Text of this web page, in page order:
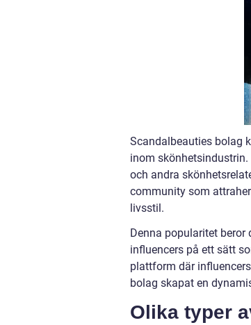
Scandalbeauties bolag
inom
och andra
community som
livsstil.
Denna popularitet
influencers på ett sätt
plattform där
bolag skapat en
Olika typer